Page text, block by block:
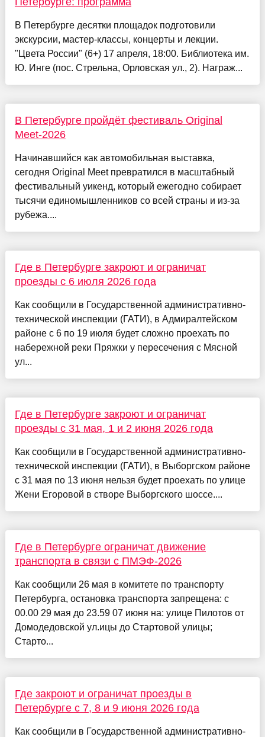
В Петербурге десятки площадок подготовили
экскурсии, мастер-классы, концерты и лекции.
"Цвета России" (6+) 17 апреля, 18:00. Библиотека им.
Ю. Инге (пос. Стрельна, Орловская ул., 2). Награж...
В Петербурге пройдёт фестиваль Original
Meet-2026
Начинавшийся как автомобильная выставка,
сегодня Original Meet превратился в масштабный
фестивальный уикенд, который ежегодно собирает
тысячи единомышленников со всей страны и из-за
рубежа....
Где в Петербурге закроют и ограничат
проезды с 6 июля 2026 года
Как сообщили в Государственной административно-
технической инспекции (ГАТИ), в Адмиралтейском
районе с 6 по 19 июля будет сложно проехать по
набережной реки Пряжки у пересечения с Мясной
ул...
Где в Петербурге закроют и ограничат
проезды с 31 мая, 1 и 2 июня 2026 года
Как сообщили в Государственной административно-
технической инспекции (ГАТИ), в Выборгском районе
с 31 мая по 13 июня нельзя будет проехать по улице
Жени Егоровой в створе Выборгского шоссе....
Где в Петербурге ограничат движение
транспорта в связи с ПМЭФ-2026
Как сообщили 26 мая в комитете по транспорту
Петербурга, остановка транспорта запрещена: с
00.00 29 мая до 23.59 07 июня на: улице Пилотов от
Домодедовской ул.ицы до Стартовой улицы;
Старто...
Где закроют и ограничат проезды в
Петербурге с 7, 8 и 9 июня 2026 года
Как сообщили в Государственной административно-